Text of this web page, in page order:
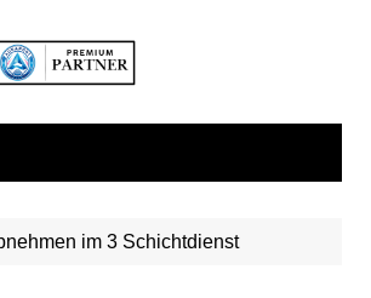
im 3 Schichtdienst